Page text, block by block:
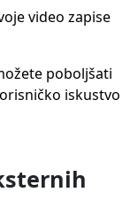
video zapise
poboljšati
iskustvo